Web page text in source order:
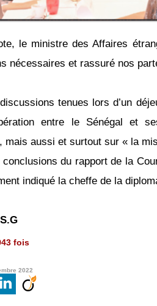
le ministre des Affaires
nécessaires et rassuré nos
tenues lors d’un
entre le Sénégal et
mais aussi et surtout sur « la
conclusions du rapport de la
indiqué la cheffe de la
fois
2022